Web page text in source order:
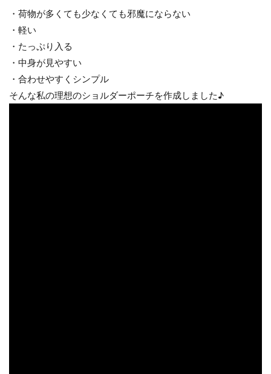
・荷物が多くても少なくても邪魔にならない
・軽い
・たっぷり入る
・中身が見やすい
・合わせやすくシンプル
そんな私の理想のショルダーポーチを作成しました♪